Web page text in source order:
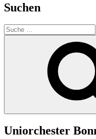
Suchen
Suche
nach:
Uniorchester